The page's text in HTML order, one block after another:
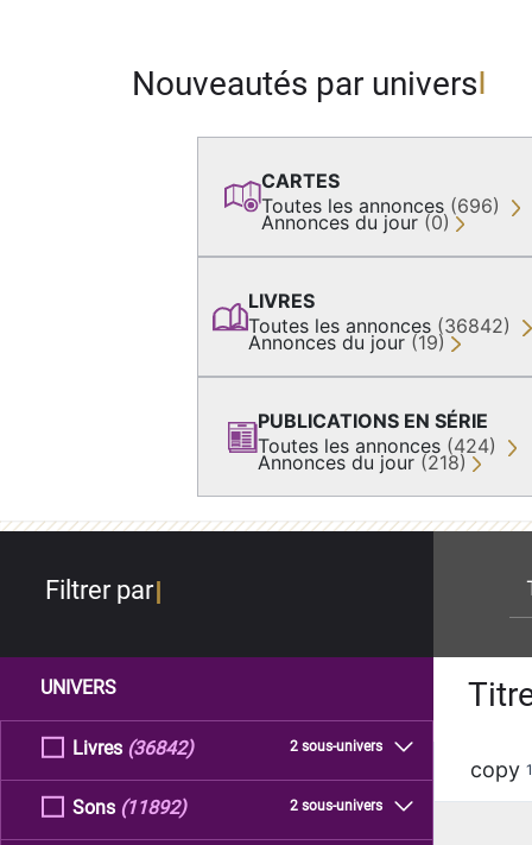
Nouveautés par univers
CARTES
Toutes les annonces (696)
Annonces du jour (0)
LIVRES
Toutes les annonces (36842)
Annonces du jour (19)
PUBLICATIONS EN SÉRIE
Toutes les annonces (424)
Annonces du jour (218)
Filtrer par
UNIVERS
Livres 2 sous-univers
(36842)
Sons 2 sous-univers
(11892)
copy